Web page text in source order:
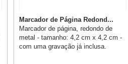
Marcador de Página Redond...
Marcador de página, redondo de
metal - tamanho: 4,2 cm x 4,2 cm -
com uma gravação já inclusa.